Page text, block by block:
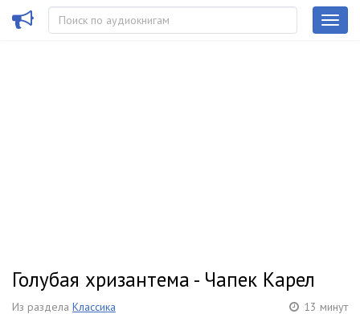
Голубая хризантема - Чапек Карел
Из раздела Классика 13 минут